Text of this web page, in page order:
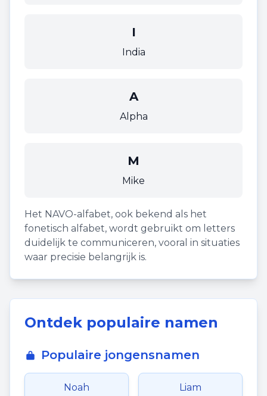
I
India
A
Alpha
M
Mike
Het NAVO-alfabet, ook bekend als het
fonetisch alfabet, wordt gebruikt om letters
duidelijk te communiceren, vooral in situaties
waar precisie belangrijk is.
Ontdek populaire namen
Populaire jongensnamen
Noah Liam